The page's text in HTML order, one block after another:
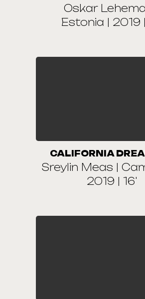
Oskar
Estonia | 2019
CALIFORNIA
Sreylin Meas |
2019 | 16'